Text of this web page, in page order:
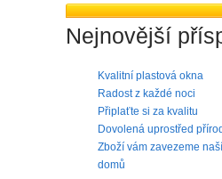
Nejnovější
Kvalitní plastová okna
Radost z každé noci
Připlaťte si za kvalitu
Dovolená uprostřed
Zboží vám zavezeme
domů